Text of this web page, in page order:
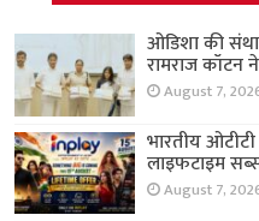
ओडिशा की
रामराज कॉटन
August 7,
भारतीय
लाइफटाइम
August 7,